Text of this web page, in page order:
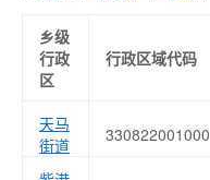
乡级
行政
区
行政区域代码
天马
街道
330822001000